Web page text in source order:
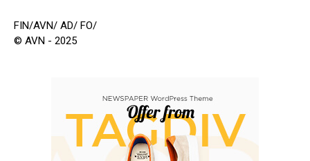
FIN/AVN/ AD/ FO/
© AVN - 2025